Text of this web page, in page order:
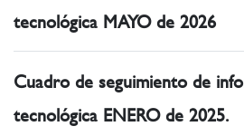
tecnológica MAYO de 2026
Cuadro de seguimiento de
tecnológica ENERO de 2025.